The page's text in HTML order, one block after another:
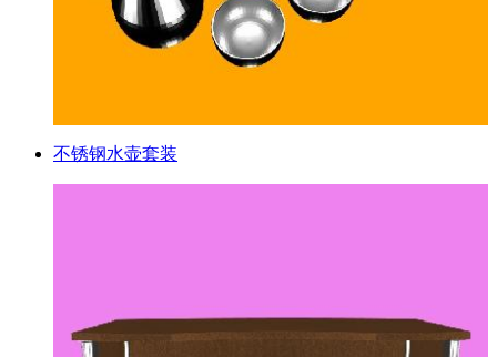
不锈钢水壶套装